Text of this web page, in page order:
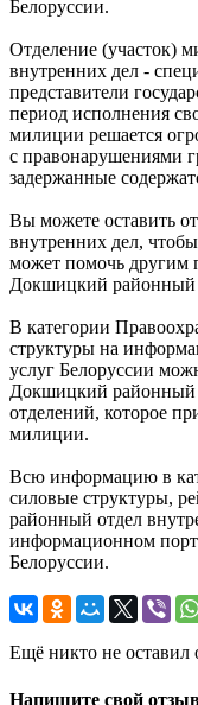
Белоруссии.
Отделение (участок)
внутренних дел -
представители
период исполнения
милиции решается
с правонарушениями
задержанные
Вы можете оставить
внутренних дел,
может помочь другим
Докшицкий районный
В категории
структуры на
услуг Белоруссии
Докшицкий районный
отделений, которое
милиции.
Всю информацию в
силовые структуры,
районный отдел
информационном
Белоруссии.
Ещё никто не оставил
Напишите свой